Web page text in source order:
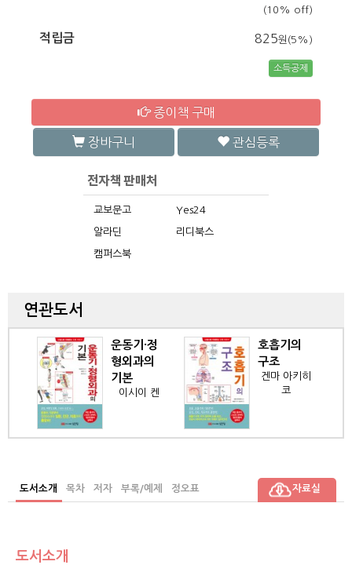
(10% off)
적립금 825원(5%)
소득공제
종이책 구매
장바구니 관심등록
교보문고 Yes24
알라딘 리디북스
캠퍼스북
연관도서
운동기·정
형외과의
기본
이시이 켄
호흡기의
구조
겐마 아키히
도서소개 목차 저자 부록/예제 정오표 자료실
도서소개